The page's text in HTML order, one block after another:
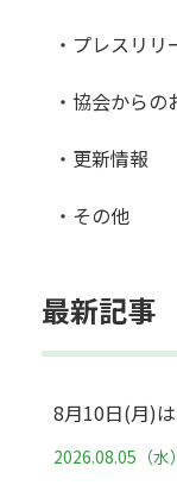
・プレスリリ
・協会からの
・更新情報
・その他
最新記事
8月10日(月)は
2026.08.05（水）